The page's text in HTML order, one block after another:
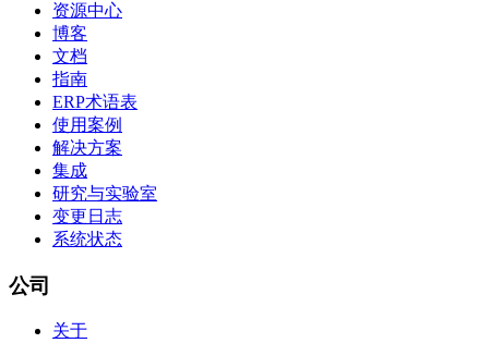
资源中心
博客
文档
指南
ERP术语表
使用案例
解决方案
集成
研究与实验室
变更日志
系统状态
公司
关于